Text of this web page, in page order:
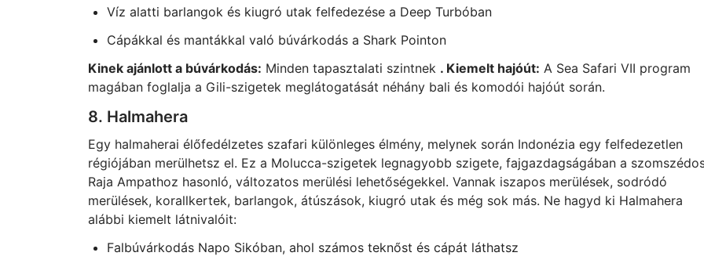
Víz alatti barlangok és kiugró utak felfedezése a Deep Turbóban
Cápákkal és mantákkal való búvárkodás a Shark Pointon
Kinek ajánlott a búvárkodás: Minden tapasztalati szintnek . Kiemelt hajóút: A Sea Safari VII program
magában foglalja a Gili-szigetek meglátogatását néhány bali és komodói hajóút során.
8. Halmahera
Egy halmaherai élőfedélzetes szafari különleges élmény, melynek során Indonézia egy felfedezetlen
régiójában merülhetsz el. Ez a Molucca-szigetek legnagyobb szigete, fajgazdagságában a
Raja Ampathoz hasonló, változatos merülési lehetőségekkel. Vannak iszapos merülések, sodródó
merülések, korallkertek, barlangok, átúszások, kiugró utak és még sok más. Ne hagyd ki Halmahera
alábbi kiemelt látnivalóit:
Falbúvárkodás Napo Sikóban, ahol számos teknőst és cápát láthatsz